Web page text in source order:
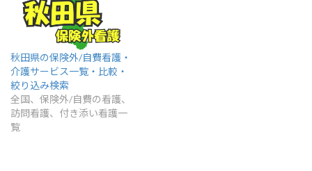
秋田県の保険外/自費看護・
介護サービス一覧・比較・
絞り込み検索
全国、保険外/自費の看護、
訪問看護、付き添い看護一
覧